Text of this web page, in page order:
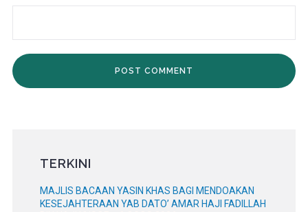
TERKINI
MAJLIS BACAAN YASIN KHAS BAGI MENDOAKAN
KESEJAHTERAAN YAB DATO’ AMAR HAJI FADILLAH